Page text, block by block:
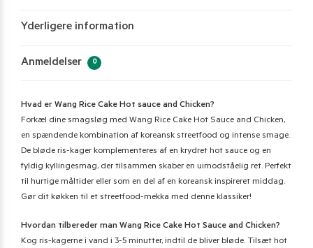
Yderligere information
Anmeldelser 0
Hvad er Wang Rice Cake Hot sauce and Chicken?
Forkæl dine smagsløg med Wang Rice Cake Hot Sauce and Chicken,
en spændende kombination af koreansk streetfood og intense smage.
De bløde ris-kager komplementeres af en krydret hot sauce og en
fyldig kyllingesmag, der tilsammen skaber en uimodståelig ret. Perfekt
til hurtige måltider eller som en del af en koreansk inspireret middag.
Gør dit køkken til et streetfood-mekka med denne klassiker!
Hvordan tilbereder man Wang Rice Cake Hot Sauce and Chicken?
Kog ris-kagerne i vand i 3-5 minutter, indtil de bliver bløde. Tilsæt hot